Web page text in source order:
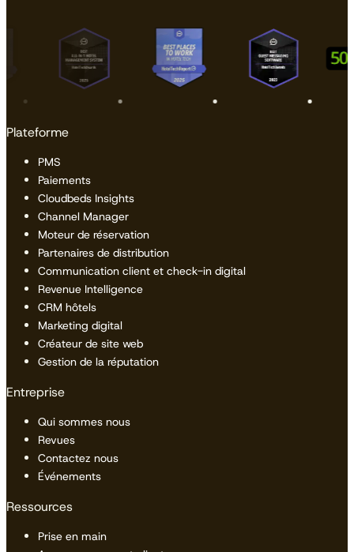
Plateforme
PMS
Paiements
Cloudbeds Insights
Channel Manager
Moteur de réservation
Partenaires de distribution
Communication client et check-in digital
Revenue Intelligence
CRM hôtels
Marketing digital
Créateur de site web
Gestion de la réputation
Entreprise
Qui sommes nous
Revues
Contactez nous
Événements
Ressources
Prise en main